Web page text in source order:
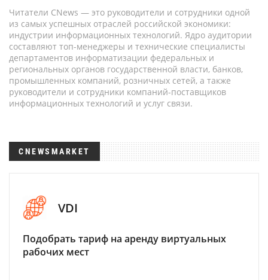
Читатели CNews — это руководители и сотрудники одной
из самых успешных отраслей российской экономики:
индустрии информационных технологий. Ядро аудитории
составляют топ-менеджеры и технические специалисты
департаментов информатизации федеральных и
региональных органов государственной власти, банков,
промышленных компаний, розничных сетей, а также
руководители и сотрудники компаний-поставщиков
информационных технологий и услуг связи.
CNEWSMARKET
VDI
Подобрать тариф на аренду виртуальных
рабочих мест